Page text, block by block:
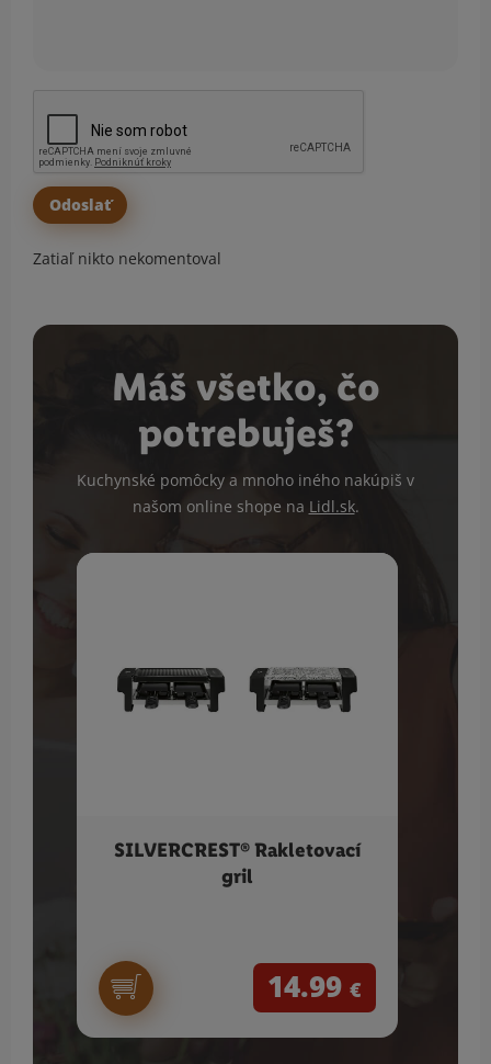
Zatiaľ nikto nekomentoval
Máš všetko, čo
potrebuješ?
Kuchynské pomôcky a mnoho iného nakúpiš v
našom online shope na Lidl.sk.
SILVERCREST® Rakletovací
gril
14.99 €